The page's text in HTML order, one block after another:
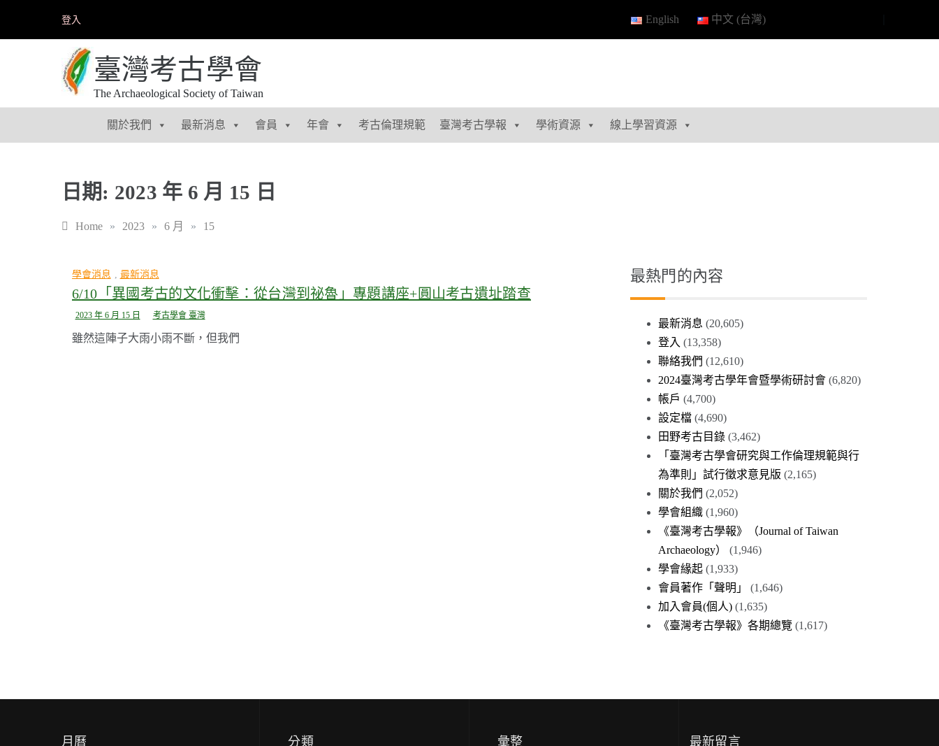
content
登入 English 中文 (台灣)
臺灣考古學會
The Archaeological Society of Taiwan
關於我們 最新消息 會員 年會 考古倫理規範 臺灣考古學報 學術資源 線上學習資源
日期: 2023 年 6 月 15 日
Home » 2023 » 6 月 » 15
學會消息 最新消息
6/10「異國考古的文化衝擊：從台灣到祕魯」專題講座+圓山考古遺址踏查
2023 年 6 月 15 日 考古學會 臺灣
雖然這陣子大雨小雨不斷，但我們
最熱門的內容
最新消息 (20,605)
登入 (13,358)
聯絡我們 (12,610)
2024臺灣考古學年會暨學術研討會 (6,820)
帳戶 (4,700)
設定檔 (4,690)
田野考古目錄 (3,462)
「臺灣考古學會研究與工作倫理規範與行
為準則」試行徵求意見版 (2,165)
關於我們 (2,052)
學會組織 (1,960)
《臺灣考古學報》（Journal of Taiwan
Archaeology）
(1,946)
學會緣起 (1,933)
會員著作「聲明」
(1,646)
加入會員(個人) (1,635)
《臺灣考古學報》各期總覽 (1,617)
月曆 分類 彙整 最新留言